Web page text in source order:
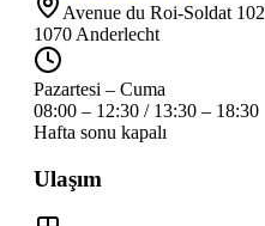
Avenue du Roi-Soldat 102
1070 Anderlecht
Pazartesi – Cuma
08:00 – 12:30 / 13:30 – 18:30
Hafta sonu kapalı
Ulaşım